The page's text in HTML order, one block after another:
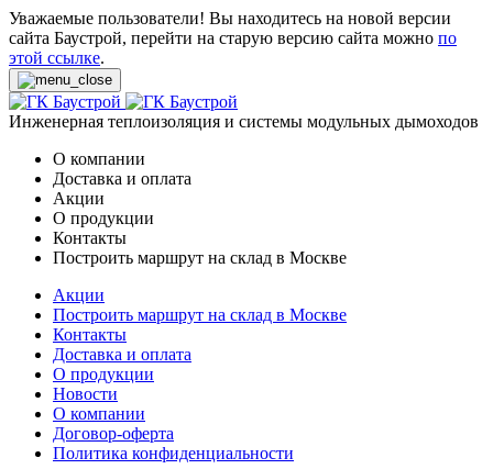
Уважаемые пользователи! Вы находитесь на новой версии
сайта Баустрой, перейти на старую версию сайта можно по
этой ссылке.
Инженерная теплоизоляция и системы модульных дымоходов
О компании
Доставка и оплата
Акции
О продукции
Контакты
Построить маршрут на склад в Москве
Акции
Построить маршрут на склад в Москве
Контакты
Доставка и оплата
О продукции
Новости
О компании
Договор-оферта
Политика конфиденциальности